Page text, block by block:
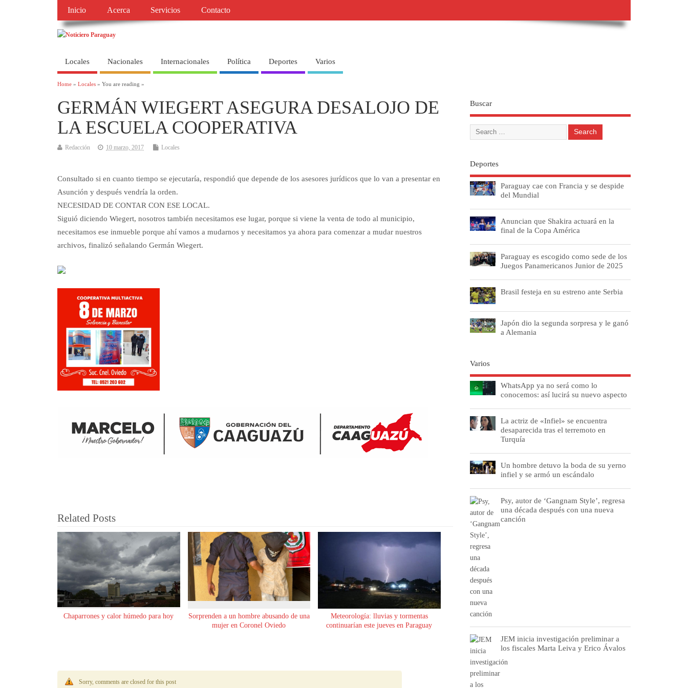
Inicio Acerca Servicios Contacto
Locales Nacionales Internacionales Política Deportes Varios
Home » Locales » You are reading »
GERMÁN WIEGERT ASEGURA DESALOJO DE
LA ESCUELA COOPERATIVA
Redacción 10 marzo, 2017 Locales
Consultado si en cuanto tiempo se ejecutaría, respondió que depende de los asesores jurídicos que lo van a presentar en
Asunción y después vendría la orden.
NECESIDAD DE CONTAR CON ESE LOCAL.
Siguió diciendo Wiegert, nosotros también necesitamos ese lugar, porque si viene la venta de todo al municipio,
necesitamos ese inmueble porque ahí vamos a mudarnos y necesitamos ya ahora para comenzar a mudar nuestros
archivos, finalizó señalando Germán Wiegert.
Related Posts
Chaparrones y calor húmedo para hoy
Sorprenden a un hombre abusando de una
mujer en Coronel Oviedo
Meteorología: lluvias y tormentas
continuarían este jueves en Paraguay
Sorry, comments are closed for this post
Buscar
Deportes
Paraguay cae con Francia y se despide
del Mundial
Anuncian que Shakira actuará en la
final de la Copa América
Paraguay es escogido como sede de los
Juegos Panamericanos Junior de 2025
Brasil festeja en su estreno ante Serbia
Japón dio la segunda sorpresa y le ganó
a Alemania
Varios
WhatsApp ya no será como lo
conocemos: así lucirá su nuevo aspecto
La actriz de «Infiel» se encuentra
desaparecida tras el terremoto en
Turquía
Un hombre detuvo la boda de su yerno
infiel y se armó un escándalo
Psy, autor de ‘Gangnam Style’, regresa
una década después con una nueva
canción
JEM inicia investigación preliminar a
los fiscales Marta Leiva y Erico Ávalos